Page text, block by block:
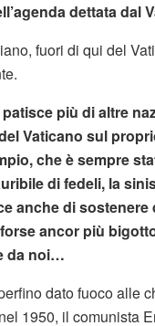
dettata dal
fuori di qui del
patisce più di altre
Vaticano sul
che è sempre
di fedeli, la
anche di
ancor più
da noi…
dato fuoco alle
1950, il comunista